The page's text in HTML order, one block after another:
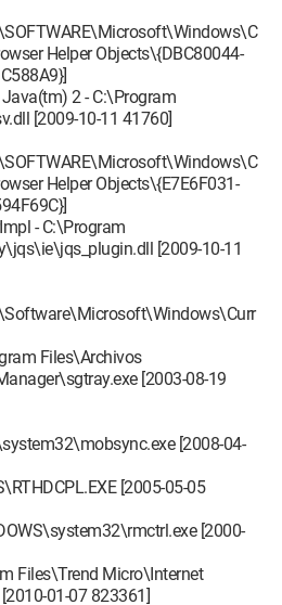
Helper Objects\{DBC80044-
2 - C:\Program
[2009-10-11 41760]
Helper Objects\{E7E6F031-
- C:\Program
[2009-10-11
Files\Archivos
[2003-08-19
[2008-04-
[2005-05-05
[2000-
Files\Trend Micro\Internet
01-07 823361]